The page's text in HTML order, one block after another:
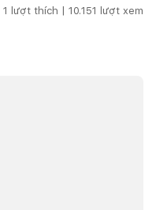
1 lượt thích | 10.151 lượt xem